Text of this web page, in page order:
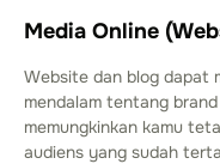
Media Online
Website dan blog dapat
mendalam tentang
memungkinkan kamu
audiens yang sudah